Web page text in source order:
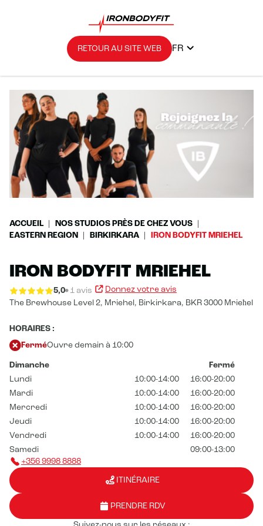
RETOUR AU SITE WEB FR
ACCUEIL
NOS STUDIOS PRÈS DE CHEZ VOUS
EASTERN REGION
BIRKIRKARA IRON BODYFIT MRIEHEL
IRON BODYFIT MRIEHEL
5,0 1 avis
Donnez votre avis
The Brewhouse Level 2, Mriehel, Birkirkara, BKR 3000 Mrieħel
HORAIRES :
FerméOuvre demain à 10:00
Dimanche
Fermé
Lundi
10:00-14:00
16:00-20:00
Mardi
10:00-14:00
16:00-20:00
Mercredi
10:00-14:00
16:00-20:00
Jeudi
10:00-14:00
16:00-20:00
Vendredi
10:00-14:00
16:00-20:00
Samedi
09:00-13:00
+356 9998 8888
ITINÉRAIRE
PRENDRE RDV